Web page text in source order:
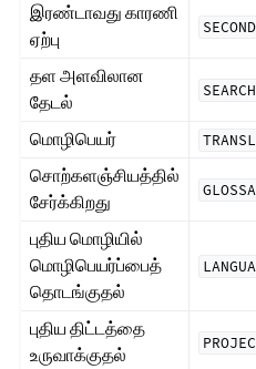
இரண்டாவது காரணி
ஏற்பு
தள அளவிலான
தேடல்
SEARCH
மொழிபெயர்
சொற்களஞ்சியத்தில்
சேர்க்கிறது
புதிய மொழியில்
மொழிபெயர்ப்பைத்
தொடங்குதல்
புதிய திட்டத்தை
உருவாக்குதல்